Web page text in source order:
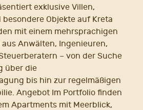
exklusive Villen,
Objekte auf Kreta
mit einem mehrsprachigen
Anwälten, Ingenieuren,
– von der Suche
über die
bis hin zur regelmäßigen
Angebot Im Portfolio finden
Apartments mit Meerblick,